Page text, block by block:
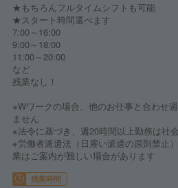
★もちろんフルタイムシフトも可能
★スタート時間選べます
7:00～16:00
9:00～18:00
11:00～20:00
など
残業なし！
※Wワークの場合、他のお仕事と合わせ
ません
※法令に基づき、週20時間以上勤務は社
※労働者派遣法（日雇い派遣の原則禁止
業はご案内が難しい場合があります
残業時間